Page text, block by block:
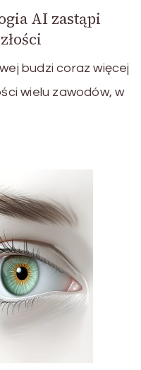
AI zastąpi
budzi coraz więcej
wielu zawodów, w